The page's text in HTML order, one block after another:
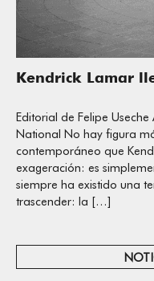
Kendrick Lamar
Editorial de Felipe
National No hay figura
contemporáneo que
exageración: es
siempre ha existido una
trascender: la […]